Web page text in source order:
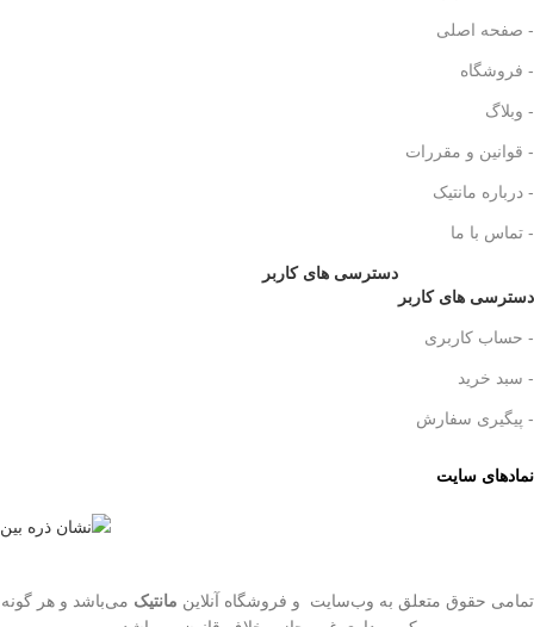
- صفحه اصلی
- فروشگاه
- وبلاگ
- قوانین و مقررات
- درباره مانتیک
- تماس با ما
دسترسی های کاربر
دسترسی های کاربر
- حساب کاربری
- سبد خرید
- پیگیری سفارش
نمادهای سایت
تمامی حقوق متعلق به وب‌سایت و فروشگاه‌ آنلاین مانتیک می‌باشد و هر گونه